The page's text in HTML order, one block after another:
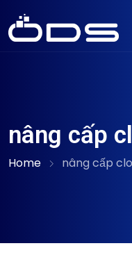
nâng cấp
Home nâng cấp